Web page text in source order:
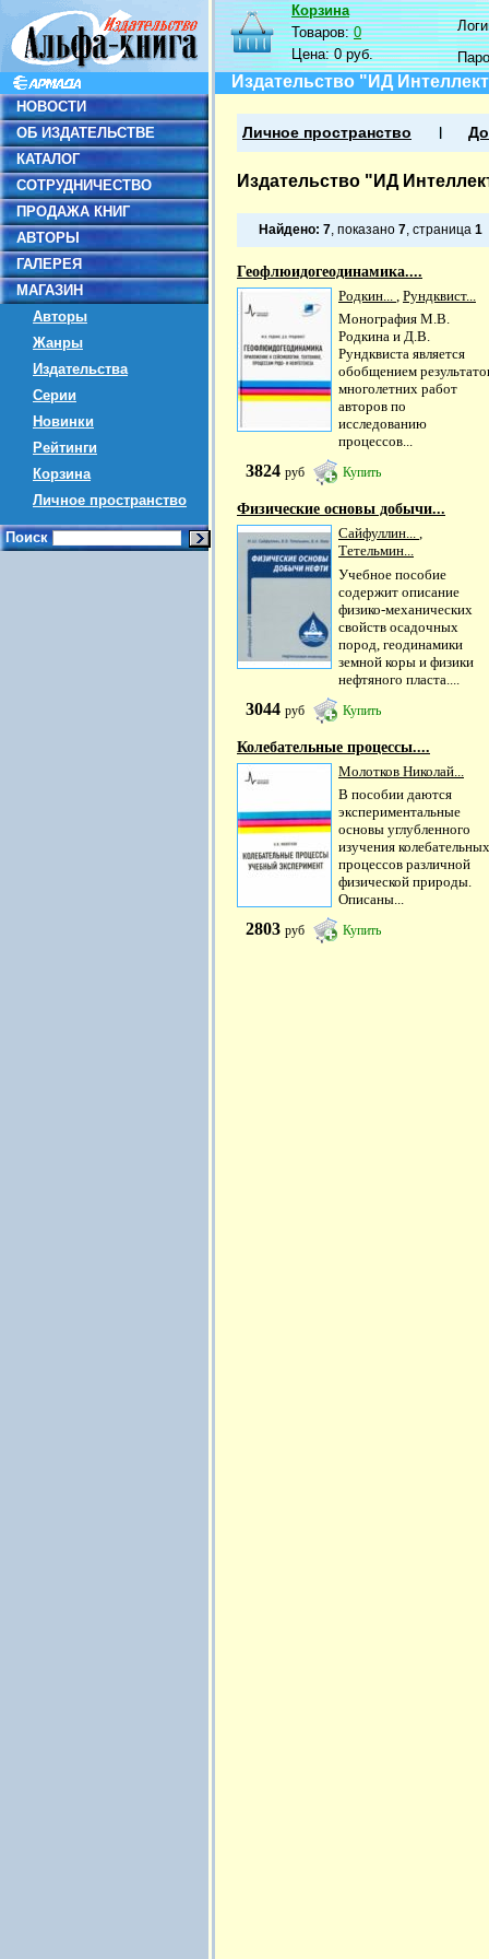
НОВОСТИ
ОБ ИЗДАТЕЛЬСТВЕ
КАТАЛОГ
СОТРУДНИЧЕСТВО
ПРОДАЖА КНИГ
АВТОРЫ
ГАЛЕРЕЯ
МАГАЗИН
Авторы
Жанры
Издательства
Серии
Новинки
Рейтинги
Корзина
Личное пространство
Поиск
Корзина
Товаров:0
Цена:0 руб.
Издательство "ИД
Личное пространство
Издательство "ИД
Найдено: 7, показано 7, страница 1
Геофлюидогеодинамика....
Родкин... , Рундквист...
Монография М.В.
Родкина и Д.В.
Рундквиста является
обобщением
многолетних работ
авторов по
исследованию
процессов...
3824 руб Купить
Физические основы добычи...
Сайфуллин... ,
Тетельмин...
Учебное пособие
содержит описание
физико-механических
свойств осадочных
пород, геодинамики
земной коры и физики
нефтяного пласта....
3044 руб Купить
Колебательные процессы....
Молотков Николай...
В пособии даются
экспериментальные
основы углубленного
изучения колебательных
процессов различной
физической природы.
Описаны...
2803 руб Купить